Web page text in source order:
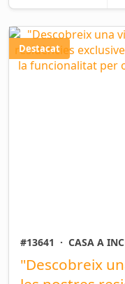
Destacat
#13641 · CASA A
"Descobreix